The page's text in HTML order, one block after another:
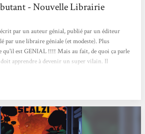
- Nouvelle Librairie
par un auteur génial, publié par un éditeur
par une libraire géniale (et modeste). Plus
qu'il est GENIAL !!!! Mais au fait, de quoi ça parle
apprendre à devenir un super vilain. Il
: c'est génial !